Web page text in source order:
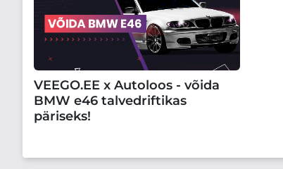
VEEGO.EE x Autoloos - võida
BMW e46 talvedriftikas
päriseks!